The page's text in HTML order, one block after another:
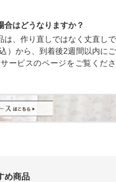
合はどうなりますか？
は、作り直しではなく丈直しで
）から、到着後2週間以内にご
ービスのページをご覧くださ
め商品